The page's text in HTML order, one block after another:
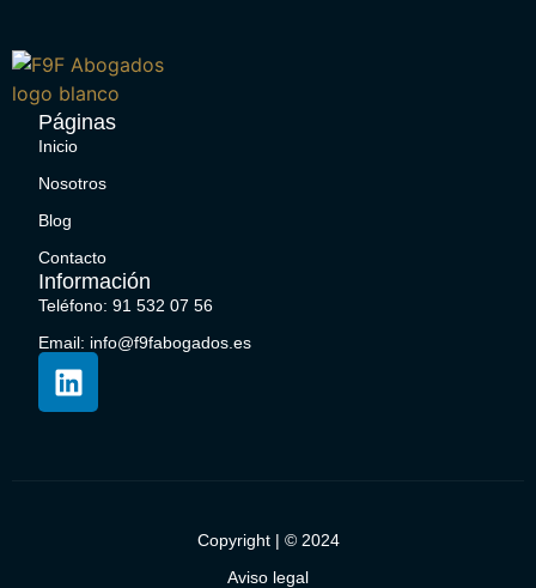
Páginas
Inicio
Nosotros
Blog
Contacto
Información
Teléfono: 91 532 07 56
Email: info@f9fabogados.es
Copyright | © 2024
Aviso legal